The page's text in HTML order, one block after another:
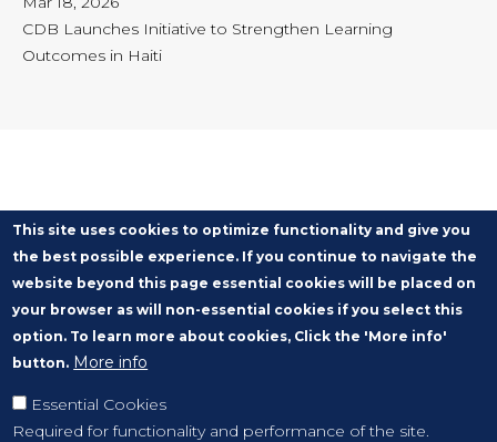
CDB Launches Initiative to Strengthen Learning
Outcomes in Haiti
This site uses cookies to optimize functionality and give you
the best possible experience. If you continue to navigate the
website beyond this page essential cookies will be placed on
your browser as will non-essential cookies if you select this
option. To learn more about cookies, Click the 'More info'
button. More info
Essential Cookies
Required for functionality and performance of the site.